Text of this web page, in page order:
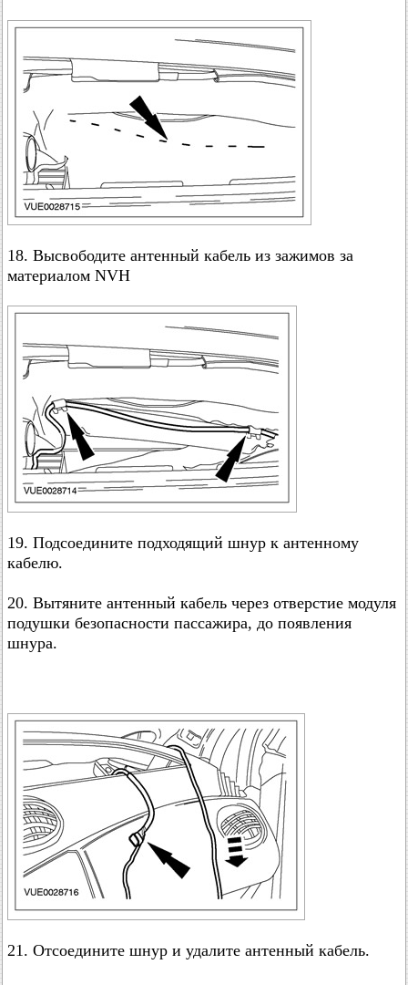
18. Высвободите антенный кабель из зажимов за
материалом NVH
19. Подсоедините подходящий шнур к антенному
кабелю.
20. Вытяните антенный кабель через отверстие модуля
подушки безопасности пассажира, до появления
шнура.
21. Отсоедините шнур и удалите антенный кабель.